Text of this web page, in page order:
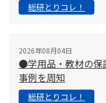
総研とりコレ！
2026年08月04日
●学用品・教材の保
事例を周知
総研とりコレ！